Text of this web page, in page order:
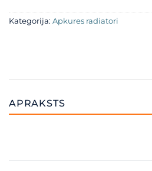
Kategorija: Apkures radiatori
APRAKSTS